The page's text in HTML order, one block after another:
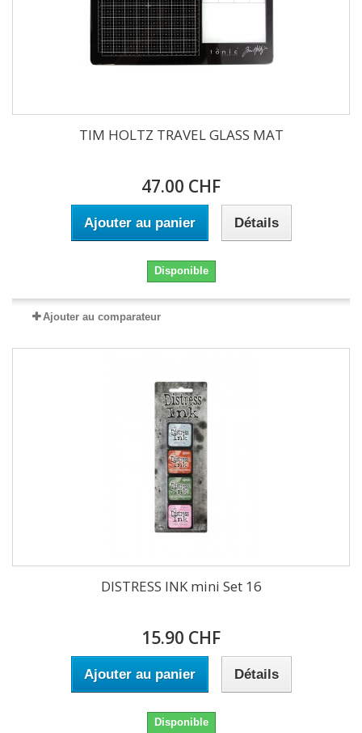
TIM HOLTZ TRAVEL GLASS MAT
47.00 CHF
Ajouter au panier Détails
Disponible
Ajouter au comparateur
DISTRESS INK mini Set 16
15.90 CHF
Ajouter au panier Détails
Disponible